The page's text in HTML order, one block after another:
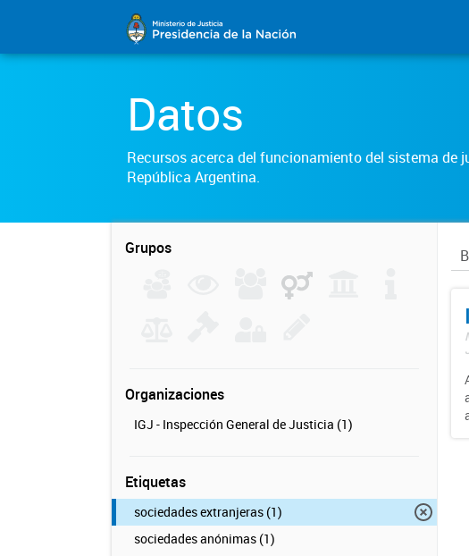
Datos
Recursos acerca del funcionamiento del sistema de
República Argentina.
Grupos
Organizaciones
IGJ - Inspección General de Justicia (1)
Etiquetas
sociedades extranjeras (1)
sociedades anónimas (1)